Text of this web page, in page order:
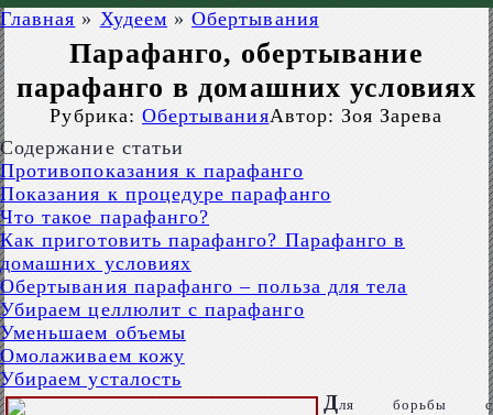
Главная » Худеем » Обертывания
Парафанго, обертывание
парафанго в домашних условиях
Рубрика: ОбертыванияАвтор: Зоя Зарева
Содержание статьи
Противопоказания к парафанго
Показания к процедуре парафанго
Что такое парафанго?
Как приготовить парафанго? Парафанго в
домашних условиях
Обертывания парафанго – польза для тела
Убираем целлюлит с парафанго
Уменьшаем объемы
Омолаживаем кожу
Убираем усталость
Для борьбы с